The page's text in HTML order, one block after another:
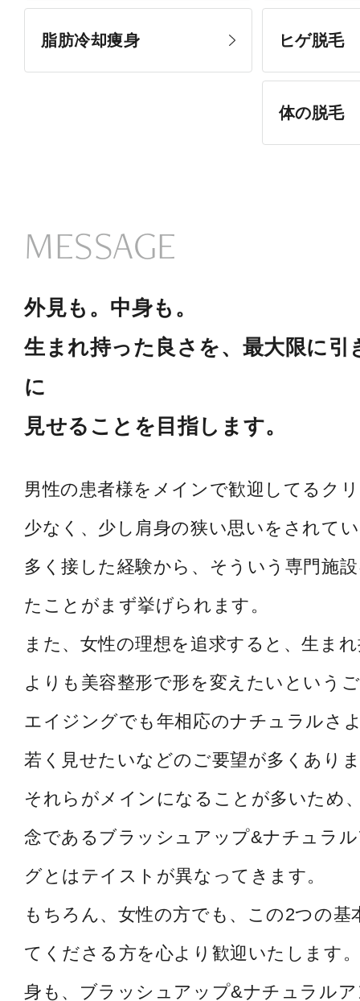
脂肪冷却痩身 ヒゲ脱毛
体の脱毛
MESSAGE
外見も。中身も。
生まれ持った良さを、最大限に引
に
見せることを目指します。
男性の患者様をメインで歓迎してるク
少なく、少し肩身の狭い思いをされて
多く接した経験から、そういう専門施
たことがまず挙げられます。
また、女性の理想を追求すると、生ま
よりも美容整形で形を変えたいという
エイジングでも年相応のナチュラルさ
若く見せたいなどのご要望が多くあり
それらがメインになることが多いため
念であるブラッシュアップ&ナチュラ
グとはテイストが異なってきます。
もちろん、女性の方でも、この2つの基
てくださる方を心より歓迎いたします
身も、ブラッシュアップ&ナチュラル